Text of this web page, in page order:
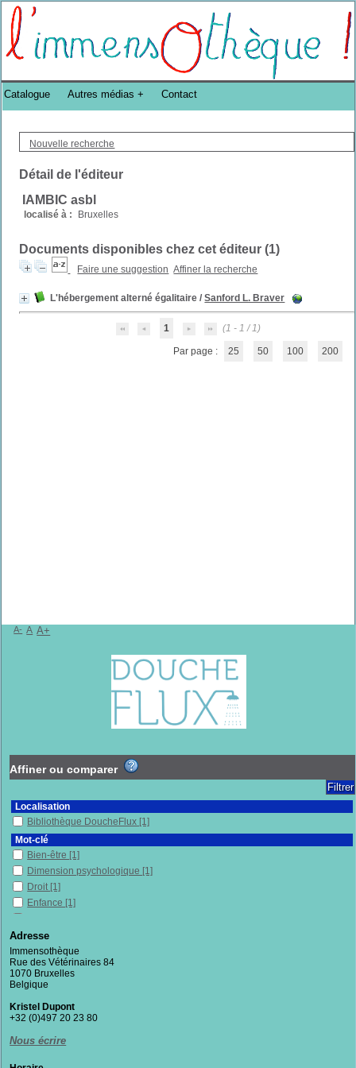
Bibliothèque DoucheFLUX Bibliotheek -->
Nouvelle recherche
Détail de l'éditeur
IAMBIC asbl
localisé à : Bruxelles
Documents disponibles chez cet éditeur (1)
Faire une suggestion Affiner la recherche
L'hébergement alterné égalitaire /Sanford L. Braver
1 (1 - 1 / 1)
Par page : 25 50 100 200
Catalogue Autres médias Contact
A- A A+
Affiner ou comparer
Localisation
Bibliothèque DoucheFlux [1]
Mot-clé
Bien-être [1]
Dimension psychologique [1]
Droit [1]
Enfance [1]
Rôle selon le sexe
Santé mentale
Soins de santé[1]
Section
Adresse
Immensothèque
Rue des Vétérinaires 84
1070 Bruxelles
Belgique
Kristel Dupont
+32 (0)497 20 23 80
Nous écrire